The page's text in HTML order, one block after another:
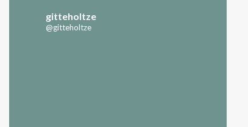
gitteholtze
@gitteholtze